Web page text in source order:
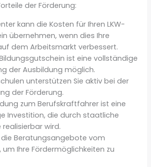
der Förderung:
kann die Kosten für Ihren LKW-
übernehmen, wenn dies Ihre
dem Arbeitsmarkt verbessert.
ist eine vollständige
der Ausbildung möglich.
unterstützen Sie aktiv bei der
der Förderung.
zum Berufskraftfahrer ist eine
Investition, die durch staatliche
realisierbar wird.
die Beratungsangebote vom
Ihre Fördermöglichkeiten zu